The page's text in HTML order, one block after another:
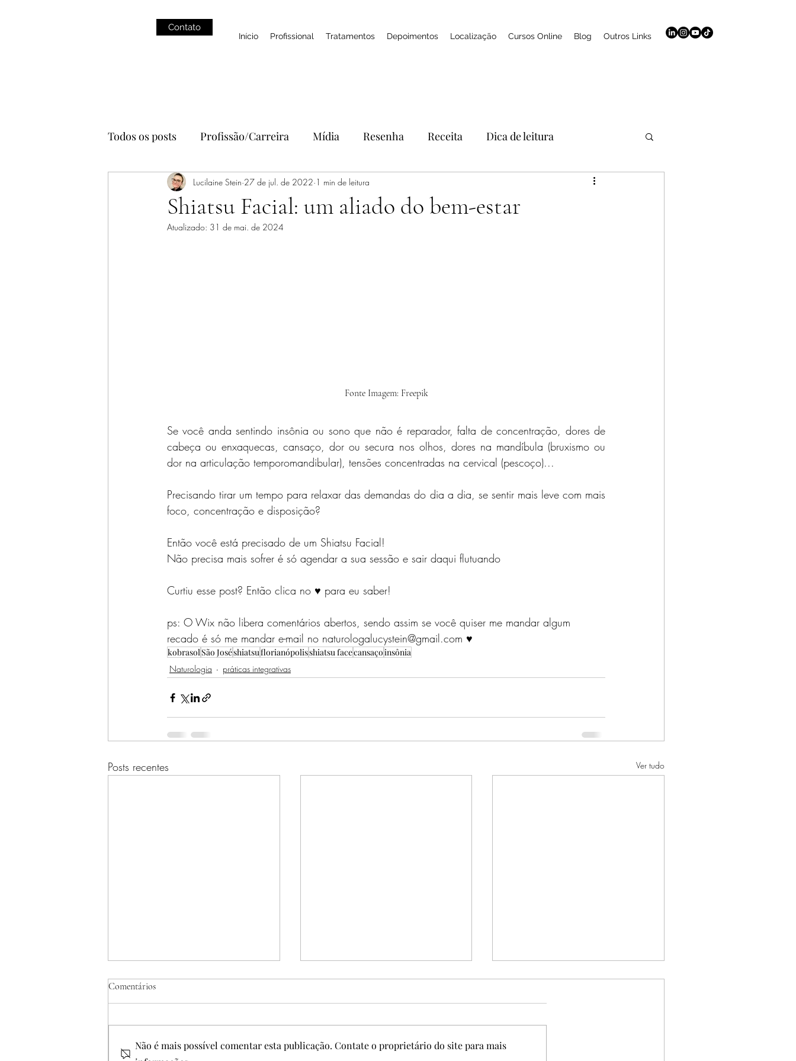
Início Profissional Tratamentos Depoimentos Localização Cursos Online Blog Outros Links
Contato
Todos os posts Profissão/Carreira Mídia Resenha Receita Dica de leitura
Alimentação YouTube Feedbacks SPA aromaterapia
estética autocuidado práticas integrativas
Shiatsu Facial: um aliado do bem-estar
Lucilaine Stein 27 de jul. de 2022 1 min de leitura
Atualizado: 31 de mai. de 2024
Fonte Imagem: Freepik
Se você anda sentindo insônia ou sono que não é reparador, falta de concentração, dores de
cabeça ou enxaquecas, cansaço, dor ou secura nos olhos, dores na mandíbula (bruxismo ou
dor na articulação temporomandibular), tensões concentradas na cervical (pescoço)...
Precisando tirar um tempo para relaxar das demandas do dia a dia, se sentir mais leve com mais
foco, concentração e disposição?
Então você está precisado de um Shiatsu Facial!
Não precisa mais sofrer é só agendar a sua sessão e sair daqui flutuando
Curtiu esse post? Então clica no ♥ para eu saber!
ps: O Wix não libera comentários abertos, sendo assim se você quiser me mandar algum
recado é só me mandar e-mail no naturologalucystein@gmail.com ♥
kobrasolSão Joséshiatsuflorianópolisshiatsu facecansaçoinsônia
Naturologia
práticas integrativas
Posts recentes Ver tudo
Comentários
Não é mais possível comentar esta publicação. Contate o proprietário do site para mais